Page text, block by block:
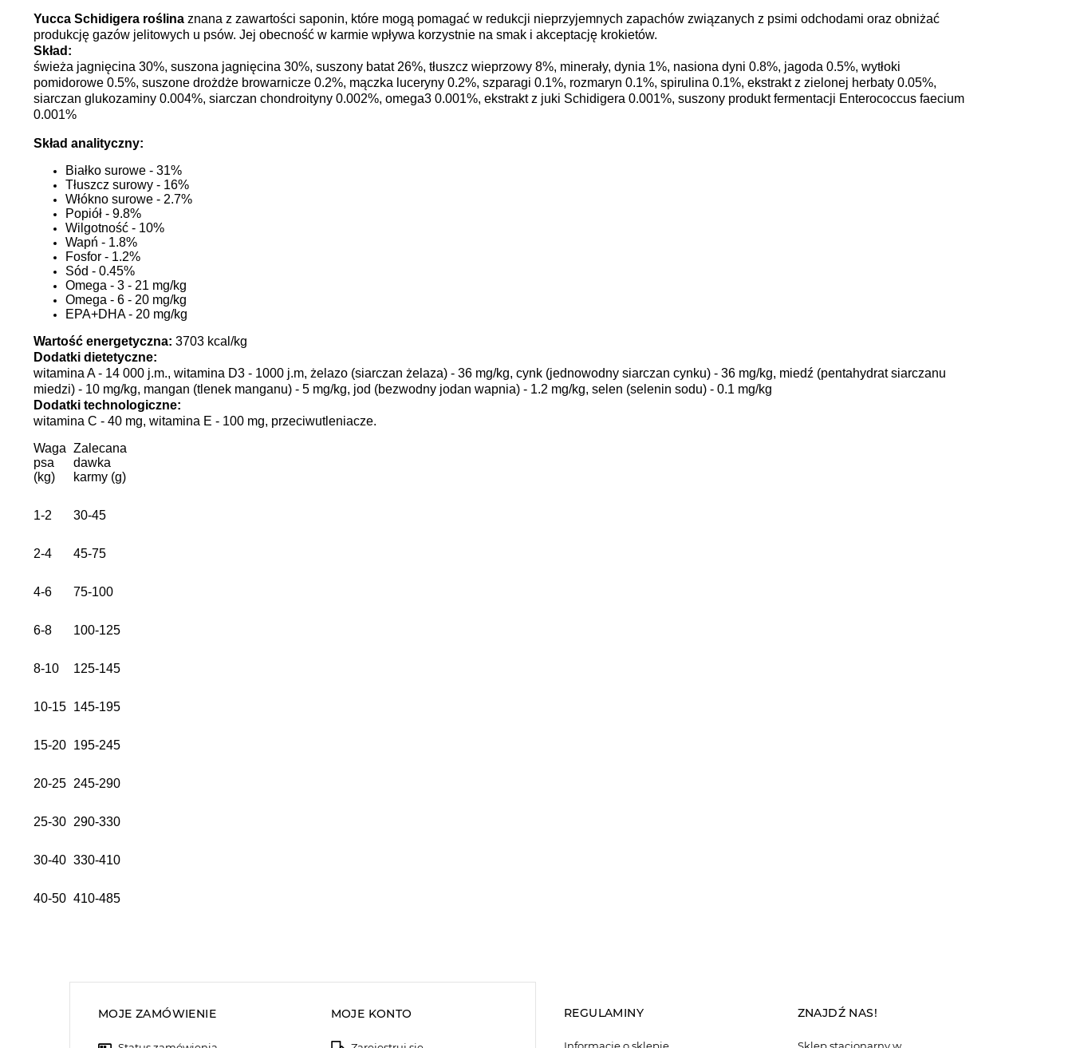
Yucca Schidigera roślina znana z zawartości saponin, które mogą pomagać w redukcji nieprzyjemnych zapachów związanych z psimi odchodami oraz obniżać
produkcję gazów jelitowych u psów. Jej obecność w karmie wpływa korzystnie na smak i akceptację krokietów.
Skład:
świeża jagnięcina 30%, suszona jagnięcina 30%, suszony batat 26%, tłuszcz wieprzowy 8%, minerały, dynia 1%, nasiona dyni 0.8%, jagoda 0.5%, wytłoki
pomidorowe 0.5%, suszone drożdże browarnicze 0.2%, mączka luceryny 0.2%, szparagi 0.1%, rozmaryn 0.1%, spirulina 0.1%, ekstrakt z zielonej herbaty 0.05%,
siarczan glukozaminy 0.004%, siarczan chondroityny 0.002%, omega3 0.001%, ekstrakt z juki Schidigera 0.001%, suszony produkt fermentacji Enterococcus faecium
0.001%
Skład analityczny:
Białko surowe - 31%
Tłuszcz surowy - 16%
Włókno surowe - 2.7%
Popiół - 9.8%
Wilgotność - 10%
Wapń - 1.8%
Fosfor - 1.2%
Sód - 0.45%
Omega - 3 - 21 mg/kg
Omega - 6 - 20 mg/kg
EPA+DHA - 20 mg/kg
Wartość energetyczna: 3703 kcal/kg
Dodatki dietetyczne:
witamina A - 14 000 j.m., witamina D3 - 1000 j.m, żelazo (siarczan żelaza) - 36 mg/kg, cynk (jednowodny siarczan cynku) - 36 mg/kg, miedź (pentahydrat siarczanu
miedzi) - 10 mg/kg, mangan (tlenek manganu) - 5 mg/kg, jod (bezwodny jodan wapnia) - 1.2 mg/kg, selen (selenin sodu) - 0.1 mg/kg
Dodatki technologiczne:
witamina C - 40 mg, witamina E - 100 mg, przeciwutleniacze.
Waga
psa
(kg)
Zalecana
dawka
karmy (g)
1-2 30-45
2-4 45-75
4-6 75-100
6-8 100-125
8-10 125-145
10-15 145-195
15-20 195-245
20-25 245-290
25-30 290-330
30-40 330-410
40-50 410-485
MOJE ZAMÓWIENIE MOJE KONTO REGULAMINY ZNAJDŹ NAS!